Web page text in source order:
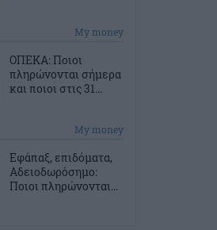
My money
ΟΠΕΚΑ: Ποιοι
πληρώνονται σήμερα
και ποιοι στις 31...
My money
Εφάπαξ, επιδόματα,
Αδειοδωρόσημο:
Ποιοι πληρώνονται...